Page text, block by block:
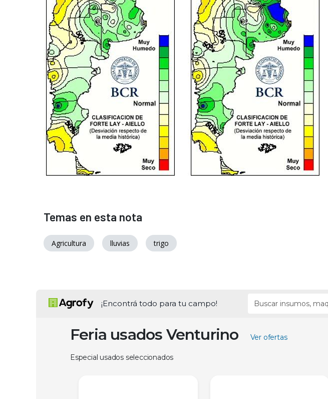
Temas en esta nota
Agricultura lluvias trigo
¡Encontrá todo para tu campo!
Feria usados Venturino Ver ofertas
Especial usados seleccionados